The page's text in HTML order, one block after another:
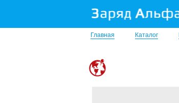
Главная Каталог